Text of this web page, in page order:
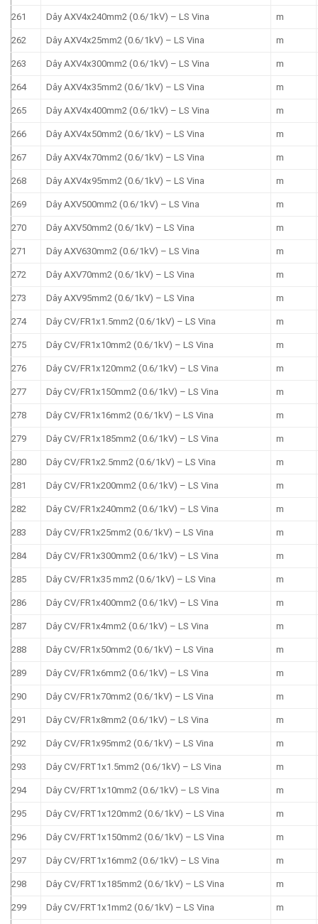
261 Dây AXV4x240mm2 (0.6/1kV) – LS Vina m
262 Dây AXV4x25mm2 (0.6/1kV) – LS Vina m
263 Dây AXV4x300mm2 (0.6/1kV) – LS Vina m
264 Dây AXV4x35mm2 (0.6/1kV) – LS Vina m
265 Dây AXV4x400mm2 (0.6/1kV) – LS Vina m
266 Dây AXV4x50mm2 (0.6/1kV) – LS Vina m
267 Dây AXV4x70mm2 (0.6/1kV) – LS Vina m
268 Dây AXV4x95mm2 (0.6/1kV) – LS Vina m
269 Dây AXV500mm2 (0.6/1kV) – LS Vina m
270 Dây AXV50mm2 (0.6/1kV) – LS Vina m
271 Dây AXV630mm2 (0.6/1kV) – LS Vina m
272 Dây AXV70mm2 (0.6/1kV) – LS Vina m
273 Dây AXV95mm2 (0.6/1kV) – LS Vina m
274 Dây CV/FR1x1.5mm2 (0.6/1kV) – LS Vina m
275 Dây CV/FR1x10mm2 (0.6/1kV) – LS Vina m
276 Dây CV/FR1x120mm2 (0.6/1kV) – LS Vina m
277 Dây CV/FR1x150mm2 (0.6/1kV) – LS Vina m
278 Dây CV/FR1x16mm2 (0.6/1kV) – LS Vina m
279 Dây CV/FR1x185mm2 (0.6/1kV) – LS Vina m
280 Dây CV/FR1x2.5mm2 (0.6/1kV) – LS Vina m
281 Dây CV/FR1x200mm2 (0.6/1kV) – LS Vina m
282 Dây CV/FR1x240mm2 (0.6/1kV) – LS Vina m
283 Dây CV/FR1x25mm2 (0.6/1kV) – LS Vina m
284 Dây CV/FR1x300mm2 (0.6/1kV) – LS Vina m
285 Dây CV/FR1x35 mm2 (0.6/1kV) – LS Vina m
286 Dây CV/FR1x400mm2 (0.6/1kV) – LS Vina m
287 Dây CV/FR1x4mm2 (0.6/1kV) – LS Vina m
288 Dây CV/FR1x50mm2 (0.6/1kV) – LS Vina m
289 Dây CV/FR1x6mm2 (0.6/1kV) – LS Vina m
290 Dây CV/FR1x70mm2 (0.6/1kV) – LS Vina m
291 Dây CV/FR1x8mm2 (0.6/1kV) – LS Vina m
292 Dây CV/FR1x95mm2 (0.6/1kV) – LS Vina m
293 Dây CV/FRT1x1.5mm2 (0.6/1kV) – LS Vina m
294 Dây CV/FRT1x10mm2 (0.6/1kV) – LS Vina m
295 Dây CV/FRT1x120mm2 (0.6/1kV) – LS Vina m
296 Dây CV/FRT1x150mm2 (0.6/1kV) – LS Vina m
297 Dây CV/FRT1x16mm2 (0.6/1kV) – LS Vina m
298 Dây CV/FRT1x185mm2 (0.6/1kV) – LS Vina m
299 Dây CV/FRT1x1mm2 (0.6/1kV) – LS Vina m